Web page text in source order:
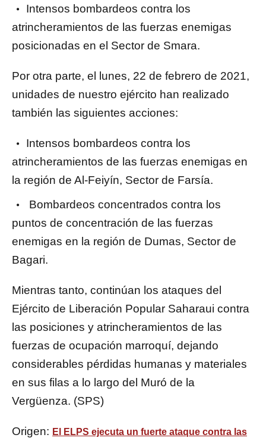
Intensos bombardeos contra los
atrincheramientos de las fuerzas enemigas
posicionadas en el Sector de Smara.
Por otra parte, el lunes, 22 de febrero de 2021,
unidades de nuestro ejército han realizado
también las siguientes acciones:
Intensos bombardeos contra los
atrincheramientos de las fuerzas enemigas en
la región de Al-Feiyín, Sector de Farsía.
Bombardeos concentrados contra los
puntos de concentración de las fuerzas
enemigas en la región de Dumas, Sector de
Bagari.
Mientras tanto, continúan los ataques del
Ejército de Liberación Popular Saharaui contra
las posiciones y atrincheramientos de las
fuerzas de ocupación marroquí, dejando
considerables pérdidas humanas y materiales
en sus filas a lo largo del Muró de la
Vergüenza. (SPS)
Origen: El ELPS ejecuta un fuerte ataque contra las